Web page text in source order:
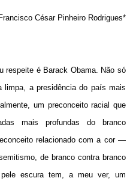
Francisco César Pinheiro Rodrigues*
respeite é Barack Obama. Não só
limpa, a presidência do país mais
um preconceito racial que
mais profundas do branco
relacionado com a cor —
de branco contra branco
escura tem, a meu ver, um